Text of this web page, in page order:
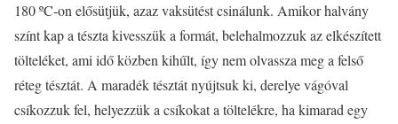
180 ºC-on elősütjük, azaz vaksütést csinálunk. Amikor halvány
színt kap a tészta kivesszük a formát, belehalmozzuk az elkészített
tölteléket, ami idő közben kihűlt, így nem olvassza meg a felső
réteg tésztát. A maradék tésztát nyújtsuk ki, derelye vágóval
csíkozzuk fel, helyezzük a csíkokat a töltelékre, ha kimarad egy